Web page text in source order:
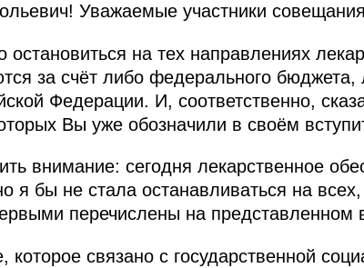
Уважаемые участники
на тех направлениях
за счёт либо федерального
Федерации. И, соответственно,
Вы уже обозначили в своём
внимание: сегодня лекарственное
я бы не стала останавливаться на
перечислены на
которое связано с государственной